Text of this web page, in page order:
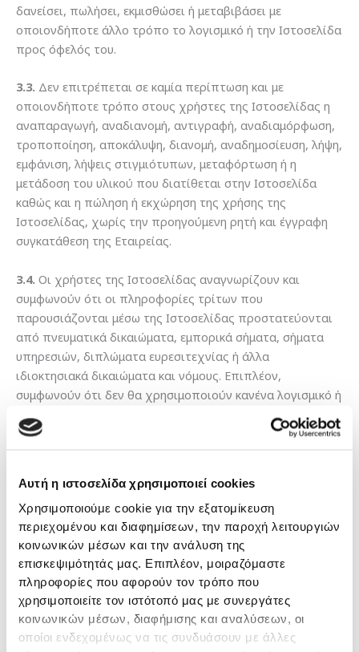
Αυτή η ιστοσελίδα χρησιμοποιεί cookies
Χρησιμοποιούμε cookie για την εξατομίκευση
περιεχομένου και διαφημίσεων, την παροχή λειτουργιών
κοινωνικών μέσων και την ανάλυση της
επισκεψιμότητάς μας. Επιπλέον, μοιραζόμαστε
πληροφορίες που αφορούν τον τρόπο που
χρησιμοποιείτε τον ιστότοπό μας με συνεργάτες
κοινωνικών μέσων, διαφήμισης και αναλύσεων, οι
οποίοι ενδεχομένως να τις συνδυάσουν με άλλες
δανείσει, πωλήσει, εκμισθώσει ή μεταβιβάσει με
οποιονδήποτε άλλο τρόπο το λογισμικό ή την Ιστοσελίδα
προς όφελός του.
3.3. Δεν επιτρέπεται σε καμία περίπτωση και με
οποιονδήποτε τρόπο στους χρήστες της Ιστοσελίδας η
αναπαραγωγή, αναδιανομή, αντιγραφή, αναδιαμόρφωση,
τροποποίηση, αποκάλυψη, διανομή, αναδημοσίευση, λήψη,
εμφάνιση, λήψεις στιγμιότυπων, μεταφόρτωση ή η
μετάδοση του υλικού που διατίθεται στην Ιστοσελίδα
καθώς και η πώληση ή εκχώρηση της χρήσης της
Ιστοσελίδας, χωρίς την προηγούμενη ρητή και έγγραφη
συγκατάθεση της Εταιρείας.
3.4. Οι χρήστες της Ιστοσελίδας αναγνωρίζουν και
συμφωνούν ότι οι πληροφορίες τρίτων που
παρουσιάζονται μέσω της Ιστοσελίδας προστατεύονται
από πνευματικά δικαιώματα, εμπορικά σήματα, σήματα
υπηρεσιών, διπλώματα ευρεσιτεχνίας ή άλλα
ιδιοκτησιακά δικαιώματα και νόμους. Επιπλέον,
συμφωνούν ότι δεν θα χρησιμοποιούν κανένα λογισμικό ή
περιεχόμενο τρίτων που τους διατίθεται μέσω της
Ιστοσελίδας, εκτός από τις περιπτώσεις που
τους Όρους ή τη συμφωνία άδειας χρήσης τρίτων μερών,
οφείλουν να μην λαμβάνουν ή/και χρησιμοποιούν το
λογισμικό ή/και το περιεχόμενο τρίτου μέρους.
3.5.Σε περίπτωση παραβίασης των παραπάνω όρων
σχετικά με την πνευματική ιδιοκτησία, θα πρέπει να
διαγραφεί αμέσως οποιοδήποτε υλικό αποκτήθηκε
παρανόμως.